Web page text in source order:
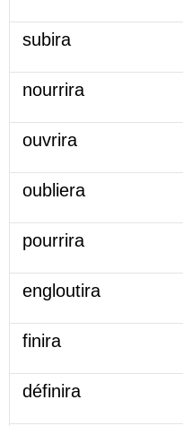
subira
nourrira
ouvrira
oubliera
pourrira
engloutira
finira
définira